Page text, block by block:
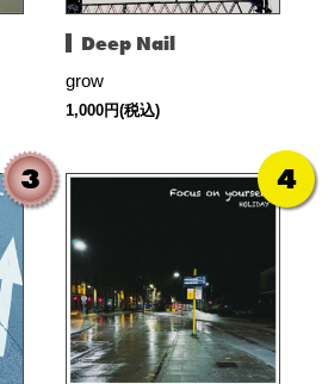
Deep Nail
grow
1,000円(税込)